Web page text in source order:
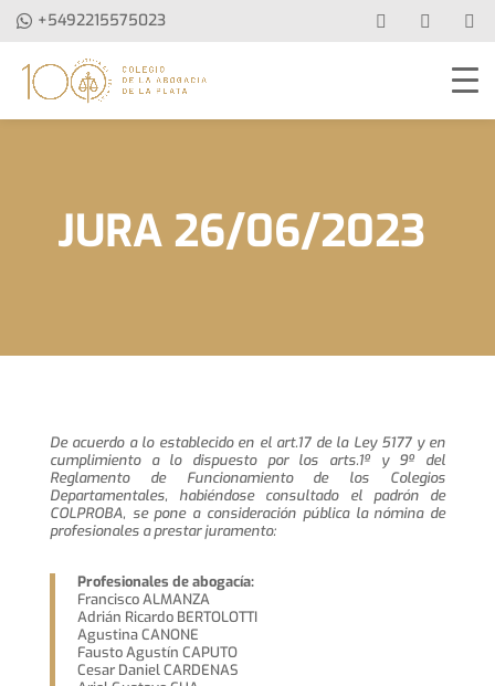
+5492215575023
JURA 26/06/2023
De acuerdo a lo establecido en el art.17 de la Ley 5177 y en
cumplimiento a lo dispuesto por los arts.1º y 9º del
Reglamento de Funcionamiento de los Colegios
Departamentales, habiéndose consultado el padrón de
COLPROBA, se pone a consideración pública la nómina de
profesionales a prestar juramento:
Profesionales de abogacía:
Francisco ALMANZA
Adrián Ricardo BERTOLOTTI
Agustina CANONE
Fausto Agustín CAPUTO
Cesar Daniel CARDENAS